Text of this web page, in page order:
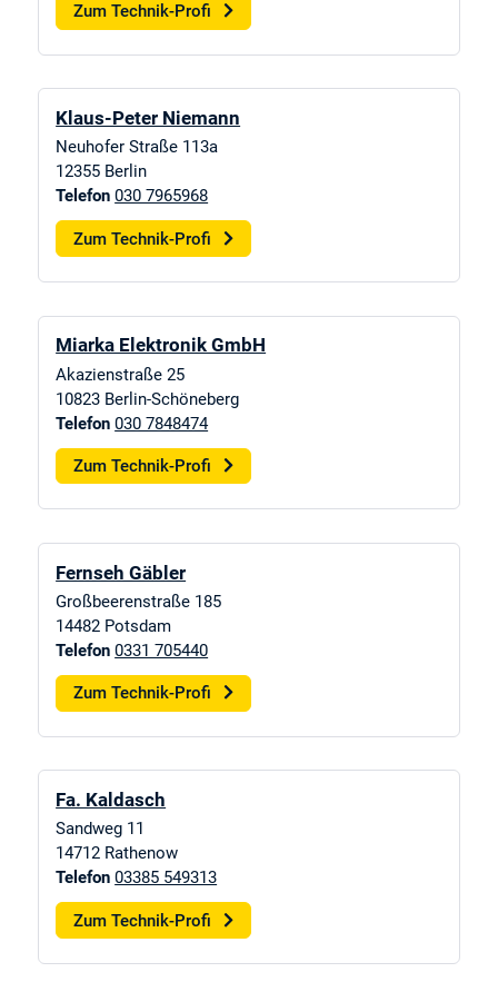
Zum Technik-Profi
Klaus-Peter Niemann
Neuhofer Straße 113a
12355 Berlin
Telefon 030 7965968
Zum Technik-Profi
Miarka Elektronik GmbH
Akazienstraße 25
10823 Berlin-Schöneberg
Telefon 030 7848474
Zum Technik-Profi
Fernseh Gäbler
Großbeerenstraße 185
14482 Potsdam
Telefon 0331 705440
Zum Technik-Profi
Fa. Kaldasch
Sandweg 11
14712 Rathenow
Telefon 03385 549313
Zum Technik-Profi